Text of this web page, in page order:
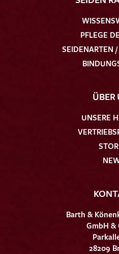
PFLEGE
SEIDENARTEN
ÜBER
UNSERE
Barth &
GmbH &
28209